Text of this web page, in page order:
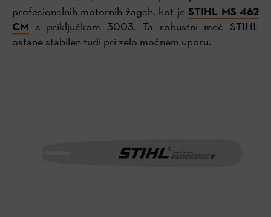
profesionalnih motornih žagah, kot jeSTIHL MS 462
CM s priključkom 3003. Ta robustni meč STIHL
ostane stabilen tudi pri zelo močnem uporu.